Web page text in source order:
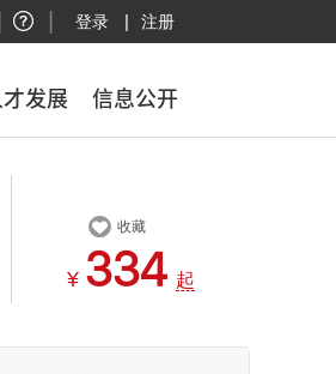
登录 | 注册
才发展 信息公开
才发展 信息公开
 收藏
¥  起